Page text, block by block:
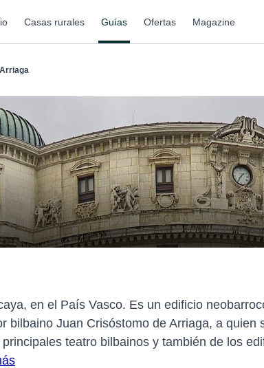
Casas rurales Guías Ofertas Magazine
en el País Vasco. Es un edificio
Juan Crisóstomo de Arriaga, a quien
teatro bilbainos y también de los